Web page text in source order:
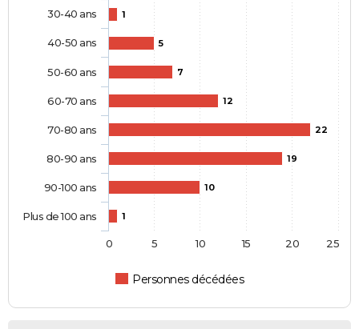
1
5
7
12
22
19
10
1
Personnes décédées
30-40 ans
40-50 ans
50-60 ans
60-70 ans
70-80 ans
80-90 ans
90-100 ans
Plus de 100 ans
0 5 10 15 20 25